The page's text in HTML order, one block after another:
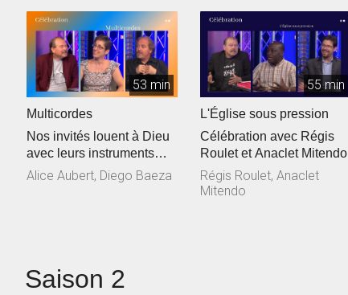
53 min
Multicordes
Nos invités louent à Dieu
avec leurs instruments
dans le cadre de
Alice Aubert, Diego Baeza
55 min
L'Église sous pression
Célébration avec Régis
Roulet et Anaclet Mitendo
Régis Roulet, Anaclet
Mitendo
Saison 2